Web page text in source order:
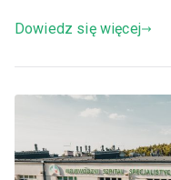
Dowiedz się więcej